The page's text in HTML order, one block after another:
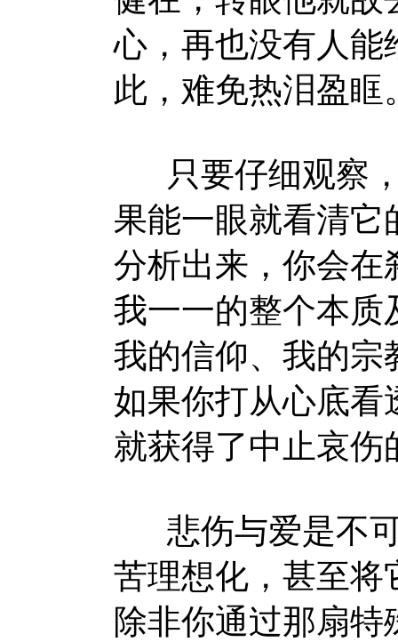
心，再也没有人能
此，难免热泪盈眶
只要仔细观察，
果能一眼就看清它
分析出来，你会
我一一的整个本质
我的信仰、我的宗
如果你打从心底看
就获得了中止哀伤
悲伤与爱是不可
苦理想化，甚至将
除非你通过那扇